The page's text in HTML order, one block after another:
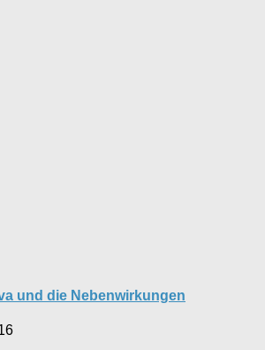
und die Nebenwirkungen